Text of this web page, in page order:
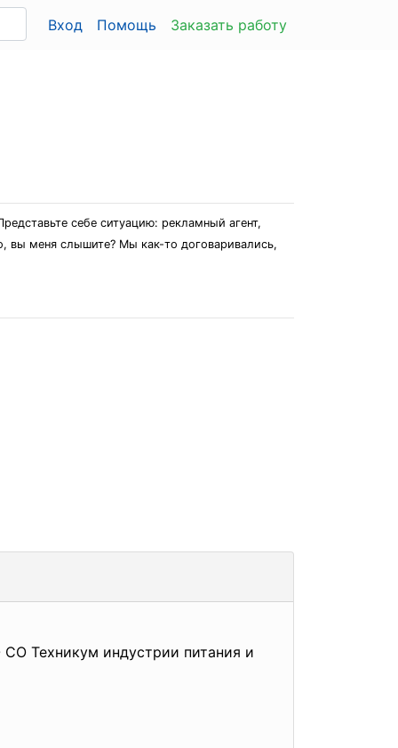
Вход Помощь Заказать работу
себе ситуацию: рекламный агент,
вы меня слышите? Мы как-то договаривались,
Техникум индустрии питания и